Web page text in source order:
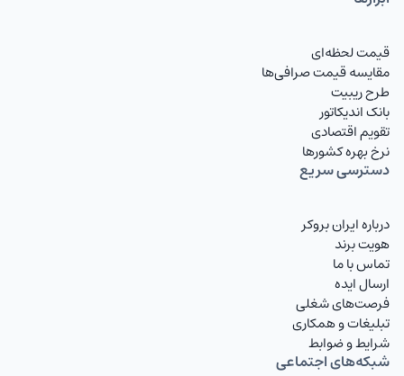
قیمت لحظه‌ای
مقایسه قیمت صرافی‌ها
طرح ریبیت
بانک اندیکاتور
تقویم اقتصادی
نرخ بهره کشورها
دسترسی سریع
درباره ایران بروکر
هویت برند
تماس با ما
ارسال ایده
فرصت‌های شغلی
تبلیغات و همکاری
شرایط و ضوابط
شبکه‌های اجتماعی